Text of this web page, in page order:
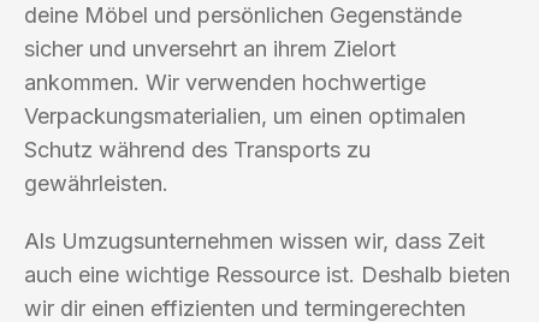
deine Möbel und persönlichen Gegenstände
sicher und unversehrt an ihrem Zielort
ankommen. Wir verwenden hochwertige
Verpackungsmaterialien, um einen optimalen
Schutz während des Transports zu
gewährleisten.
Als Umzugsunternehmen wissen wir, dass Zeit
auch eine wichtige Ressource ist. Deshalb bieten
wir dir einen effizienten und termingerechten